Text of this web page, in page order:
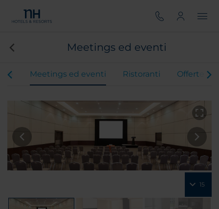
Meetings ed eventi
Meetings ed eventi Ristoranti Offerte
15